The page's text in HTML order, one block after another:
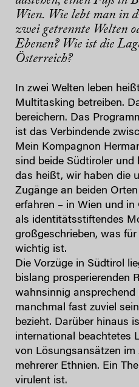
Wien. Wie lebt man in
zwei getrennte Welten
Ebenen? Wie ist die
Österreich?
In zwei Welten leben
Multitasking betreiben.
bereichern. Das
ist das Verbindende
Mein Kompagnon
sind beide Südtiroler und
das heißt, wir haben die
Zugänge an beiden
erfahren – in Wien und
als identitätsstiftendes
großgeschrieben, was
wichtig ist.
Die Vorzüge in Südtirol
bislang prosperierenden
wahnsinnig ansprechend
manchmal fast zuviel
bezieht. Darüber hinaus
international beachtetes
von Lösungsansätzen im
mehrerer Ethnien. Ein
virulent ist.